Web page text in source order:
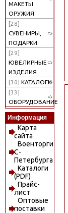
МАКЕТЫ
ОРУЖИЯ
[28]
СУВЕНИРЫ,
ПОДАРКИ
[29]
ЮВЕЛИРНЫЕ
ИЗДЕЛИЯ
[30] КАТАЛОГИ
[33]
ОБОРУДОВАНИЕ
Информация
Карта
сайта
Военторги
С-
Петербурга
Каталоги
(PDF)
Прайс-
лист
Оптовые
поставки